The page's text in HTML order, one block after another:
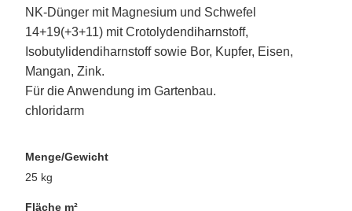
NK-Dünger mit Magnesium und Schwefel
14+19(+3+11) mit Crotolydendiharnstoff,
Isobutylidendiharnstoff sowie Bor, Kupfer, Eisen,
Mangan, Zink.
Für die Anwendung im Gartenbau.
chloridarm
Menge/Gewicht
25 kg
Fläche m²